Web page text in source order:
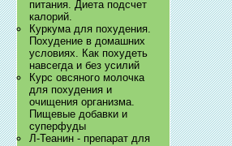
питания. Диета подсчет
калорий.
Куркума для похудения.
Похудение в домашних
условиях. Как похудеть
навсегда и без усилий
Курс овсяного молочка
для похудения и
очищения организма.
Пищевые добавки и
суперфуды
Л-Теанин - препарат для